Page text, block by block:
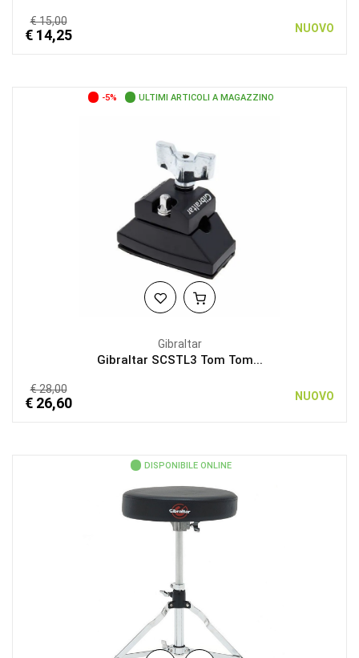
€ 15,00
€ 14,25 NUOVO
-5% ULTIMI ARTICOLI A MAGAZZINO
Gibraltar
Gibraltar SCSTL3 Tom Tom...
€ 28,00
€ 26,60 NUOVO
DISPONIBILE ONLINE